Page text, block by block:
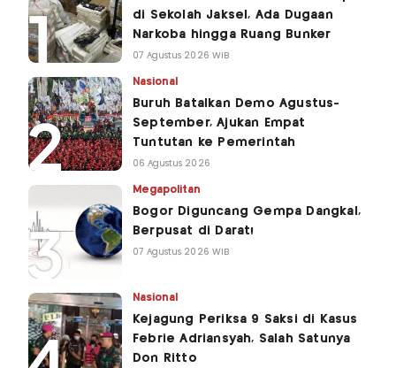
di Sekolah Jaksel, Ada Dugaan
Narkoba hingga Ruang Bunker
07 Agustus 2026 WIB
Nasional
Buruh Batalkan Demo Agustus-
September, Ajukan Empat
Tuntutan ke Pemerintah
06 Agustus 2026
Megapolitan
Bogor Diguncang Gempa Dangkal,
Berpusat di Darat!
07 Agustus 2026 WIB
Nasional
Kejagung Periksa 9 Saksi di Kasus
Febrie Adriansyah, Salah Satunya
Don Ritto